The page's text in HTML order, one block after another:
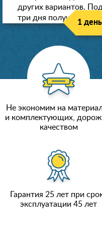
других вариантов.
три дня получили
1
Не экономим на
и комплектующих,
качеством
Гарантия 25 лет при
эксплуатации 45 лет